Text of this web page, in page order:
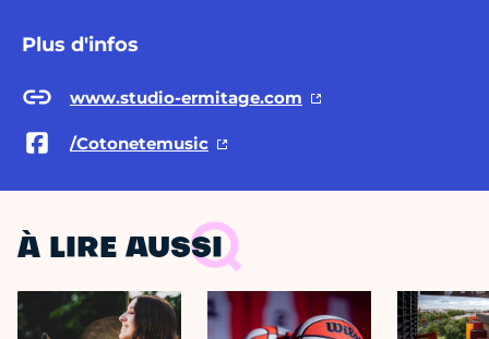
Plus d'infos
www.studio-ermitage.com
/Cotonetemusic
À LIRE AUSSI